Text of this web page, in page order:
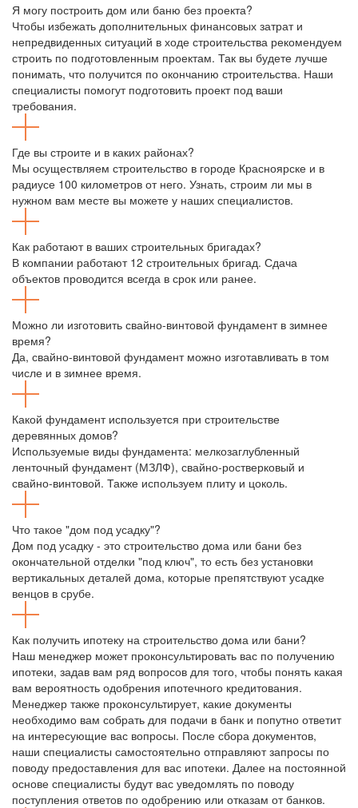
Я могу построить дом или баню без проекта?
Чтобы избежать дополнительных финансовых затрат и
непредвиденных ситуаций в ходе строительства рекомендуем
строить по подготовленным проектам. Так вы будете лучше
понимать, что получится по окончанию строительства. Наши
специалисты помогут подготовить проект под ваши
требования.
Где вы строите и в каких районах?
Мы осуществляем строительство в городе Красноярске и в
радиусе 100 километров от него. Узнать, строим ли мы в
нужном вам месте вы можете у наших специалистов.
Как работают в ваших строительных бригадах?
В компании работают 12 строительных бригад. Сдача
объектов проводится всегда в срок или ранее.
Можно ли изготовить свайно-винтовой фундамент в зимнее
время?
Да, свайно-винтовой фундамент можно изготавливать в том
числе и в зимнее время.
Какой фундамент используется при строительстве
деревянных домов?
Используемые виды фундамента: мелкозаглубленный
ленточный фундамент (МЗЛФ), свайно-ростверковый и
свайно-винтовой. Также используем плиту и цоколь.
Что такое "дом под усадку"?
Дом под усадку - это строительство дома или бани без
окончательной отделки "под ключ", то есть без установки
вертикальных деталей дома, которые препятствуют усадке
венцов в срубе.
Как получить ипотеку на строительство дома или бани?
Наш менеджер может проконсультировать вас по получению
ипотеки, задав вам ряд вопросов для того, чтобы понять какая
вам вероятность одобрения ипотечного кредитования.
Менеджер также проконсультирует, какие документы
необходимо вам собрать для подачи в банк и попутно ответит
на интересующие вас вопросы. После сбора документов,
наши специалисты самостоятельно отправляют запросы по
поводу предоставления для вас ипотеки. Далее на постоянной
основе специалисты будут вас уведомлять по поводу
поступления ответов по одобрению или отказам от банков.